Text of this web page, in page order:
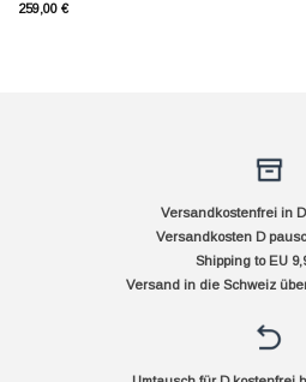
259,00 €
Versandkostenfrei in
Versandkosten D
Shipping to EU
Versand in die Schweiz